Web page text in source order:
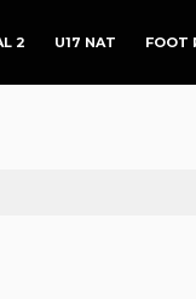
2 U17 NAT FOOT